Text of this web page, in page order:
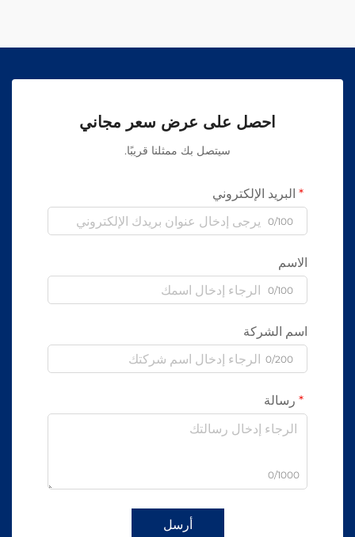
احصل على عرض سعر مجاني
سيتصل بك ممثلنا قريبًا.
البريد الإلكتروني
0/100
الاسم
0/100
اسم الشركة
0/200
رسالة
0/1000
أرسل